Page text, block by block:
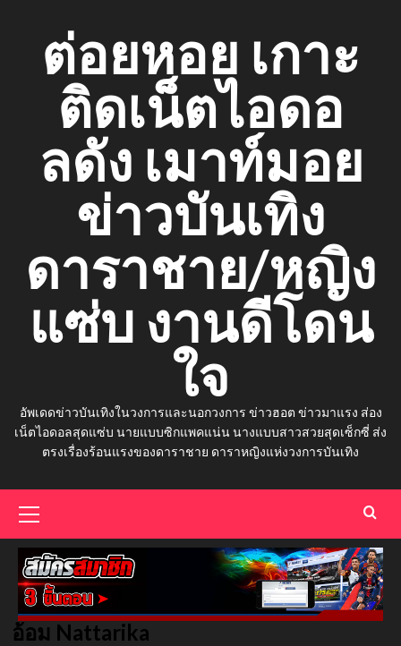
contentต่อยหอย เกาะ
ติดเน็ตไอดอ
ลดัง เมาท์มอย
ข่าวบันเทิง
ดาราชาย/หญิง
แซ่บ งานดีโดน
ใจ
อัพเดดข่าวบันเทิงในวงการและนอกวงการ ข่าวฮอต ข่าวมาแรง ส่อง
เน็ตไอดอลสุดแซ่บ นายแบบซิกแพคแน่น นางแบบสาวสวยสุดเซ็กซี่ ส่ง
ตรงเรื่องร้อนแรงของดาราชาย ดาราหญิงแห่งวงการบันเทิง
Menu
อ้อม Nattarika